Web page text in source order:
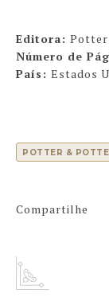
Editora:
Número de
País: Estados
POTTER &
Compartilhe